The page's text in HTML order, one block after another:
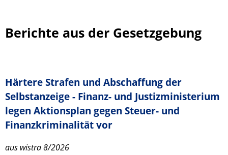
Berichte aus der Gesetzgebung
Härtere Strafen und Abschaffung der
Selbstanzeige - Finanz- und Justizministerium
legen Aktionsplan gegen Steuer- und
Finanzkriminalität vor
aus wistra 8/2026